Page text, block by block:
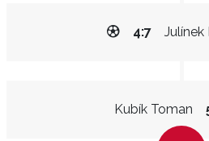
Julínek
4:7
Kubík Toman